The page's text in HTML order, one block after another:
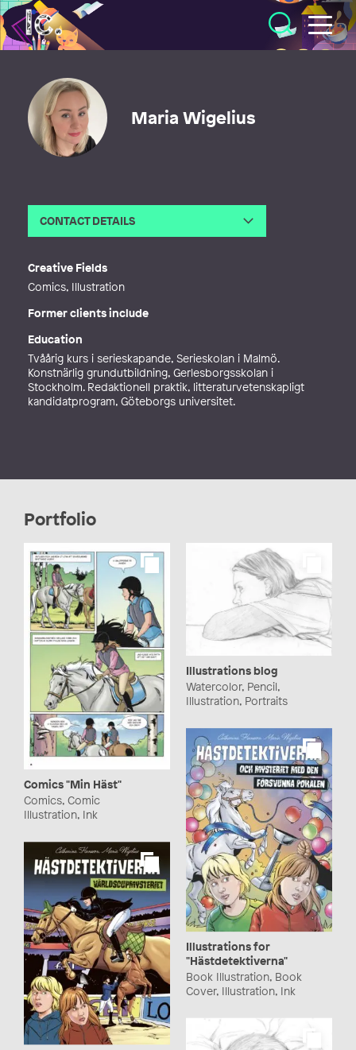
Illustratörcentrum
Maria Wigelius
CONTACT DETAILS
Creative Fields
Comics, Illustration
Former clients include
Education
Tvåårig kurs i serieskapande, Serieskolan i Malmö.
Konstnärlig grundutbildning, Gerlesborgsskolan i
Stockholm. Redaktionell praktik, litteraturvetenskapligt
kandidatprogram, Göteborgs universitet.
Portfolio
Comics "Min Häst"
Comics, Comic
Illustration, Ink
Illustrations blog
Watercolor, Pencil,
Illustration, Portraits
Illustrations for
"Hästdetektiverna"
Book Illustration, Book
Cover, Illustration, Ink